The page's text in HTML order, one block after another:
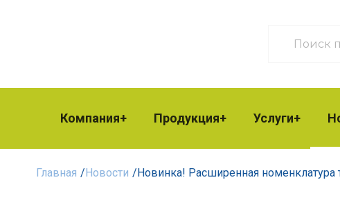
Компания Продукция Услуги
Главная /Новости /Новинка! Расширенная